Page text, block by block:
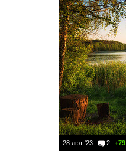
28 лют '23 2 +79